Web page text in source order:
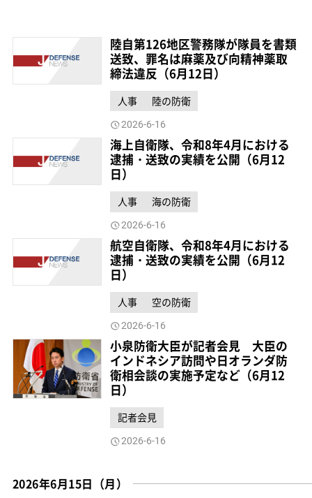
陸自第126地区警務隊が隊員を書類
送致、罪名は麻薬及び向精神薬取
締法違反（6月12日）
人事 陸の防衛
2026-6-16
海上自衛隊、令和8年4月における
逮捕・送致の実績を公開（6月12
日）
人事 海の防衛
2026-6-16
航空自衛隊、令和8年4月における
逮捕・送致の実績を公開（6月12
日）
人事 空の防衛
2026-6-16
小泉防衛大臣が記者会見 大臣の
インドネシア訪問や日オランダ防
衛相会談の実施予定など（6月12
日）
記者会見
2026-6-16
2026年6月15日（月）